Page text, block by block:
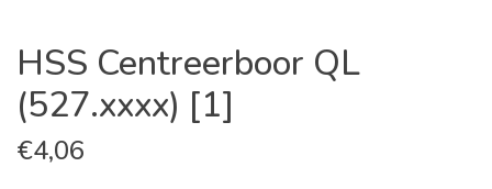
HSS Centreerboor QL
(527.xxxx) [1]
€4,06